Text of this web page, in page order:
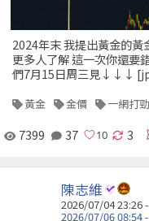
2024年末 我提出黃金的黃
更多人了解 這一次你還要
們7月15日周三見↓↓↓
黃金 金價 一網打
7399 37 3
陳志維
2026/07/04 23:26
2026/07/06 08:54